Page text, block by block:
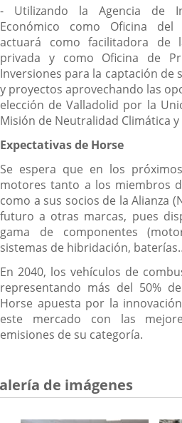
- Utilizando la Agencia de
Económico como Oficina del
actuará como facilitadora de
privada y como Oficina de
Inversiones para la captación de
y proyectos aprovechando las
elección de Valladolid por la
Misión de Neutralidad Climática
Expectativas de Horse
Se espera que en los
motores tanto a los miembros
como a sus socios de la Alianza
futuro a otras marcas, pues
gama de componentes
sistemas de hibridación,
En 2040, los vehículos de
representando más del 50%
Horse apuesta por la
este mercado con las
emisiones de su categoría.
de imágenes